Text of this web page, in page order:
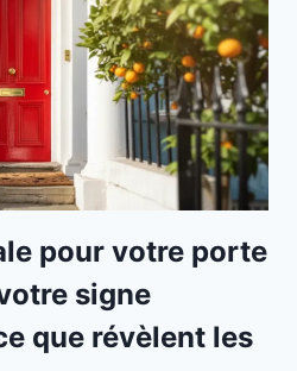
pour votre porte
signe
que révèlent les